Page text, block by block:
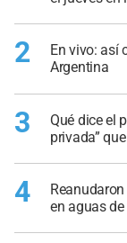
2
En vivo: así
Argentina
3
Qué dice el
privada”
4
en aguas